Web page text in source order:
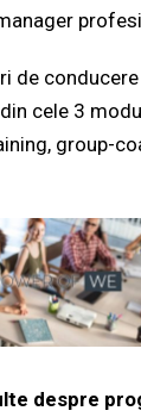
de
cele 3
group-
despre